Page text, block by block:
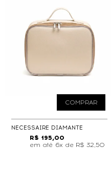
COMPRAR
NECESSAIRE DIAMANTE
R$ 195,00
6x de R$ 32,50